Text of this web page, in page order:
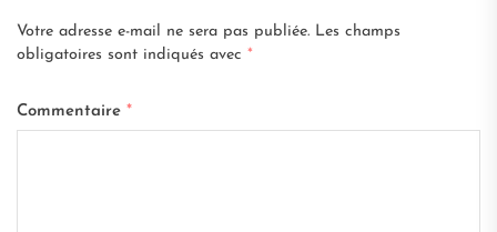
Votre adresse e-mail ne sera pas publiée. Les champs
obligatoires sont indiqués avec *
Commentaire *